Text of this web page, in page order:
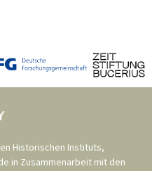
Historischen Instituts,
in Zusammenarbeit mit den